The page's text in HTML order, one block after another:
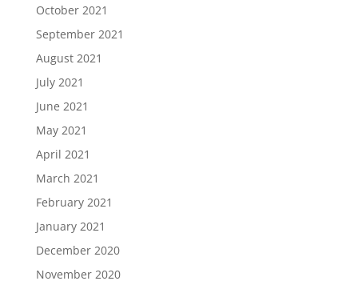
October 2021
September 2021
August 2021
July 2021
June 2021
May 2021
April 2021
March 2021
February 2021
January 2021
December 2020
November 2020